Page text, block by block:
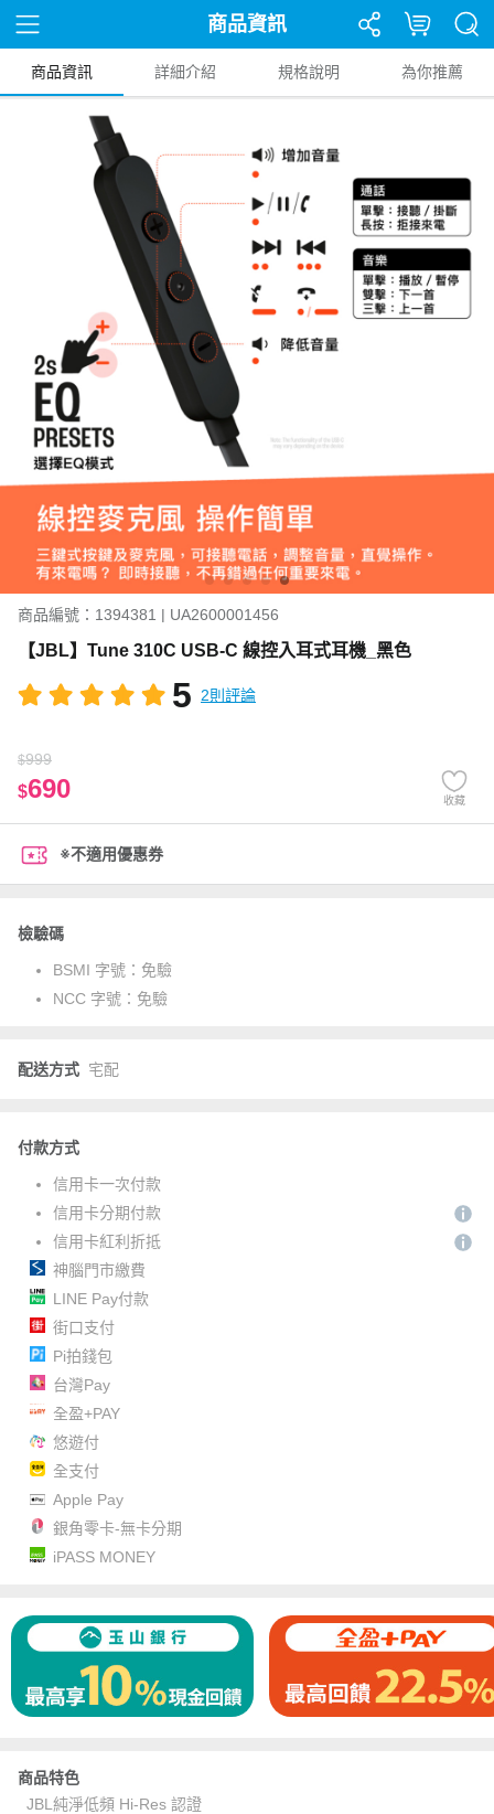
商品資訊
商品資訊 詳細介紹 規格說明 為你推薦
商品編號：1394381 | UA2600001456
【JBL】Tune 310C USB-C 線控入耳式耳機_黑色
5 2則評論
$999
$690 收藏
※不適用優惠券
檢驗碼
BSMI 字號： 免驗
NCC 字號： 免驗
配送方式 宅配
付款方式
信用卡一次付款
信用卡分期付款
信用卡紅利折抵
神腦門市繳費
LINE Pay付款
街口支付
Pi拍錢包
台灣Pay
全盈+PAY
悠遊付
全支付
Apple Pay
銀角零卡-無卡分期
iPASS MONEY
商品特色
JBL純淨低頻 Hi-Res 認證